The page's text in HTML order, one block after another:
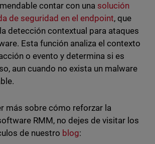
contar con una solución
de seguridad en el endpoint, que
detección contextual para ataques
Esta función analiza el contexto
o evento y determina si es
aun cuando no exista un malware
más sobre cómo reforzar la
RMM, no dejes de visitar los
de nuestro blog: